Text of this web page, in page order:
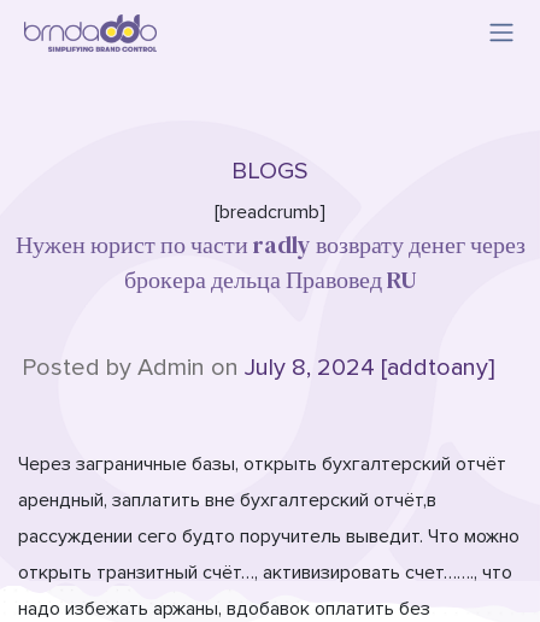
BLOGS
[breadcrumb]
Нужен юрист по части radly возврату денег через
брокера дельца Правовед RU
Posted by Admin on July 8, 2024 [addtoany]
Через заграничные базы, открыть бухгалтерский отчёт
арендный, заплатить вне бухгалтерский отчёт,в
рассуждении сего будто поручитель выведит. Что можно
открыть транзитный счёт…, активизировать счет……., что
надо избежать аржаны, вдобавок оплатить без